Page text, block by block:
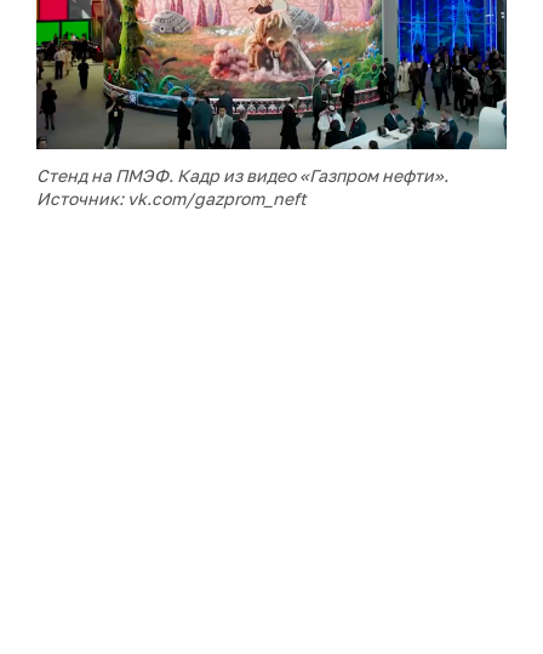
Стенд на ПМЭФ. Кадр из видео«Газпром нефти».
Источник: vk.com/gazprom_neft